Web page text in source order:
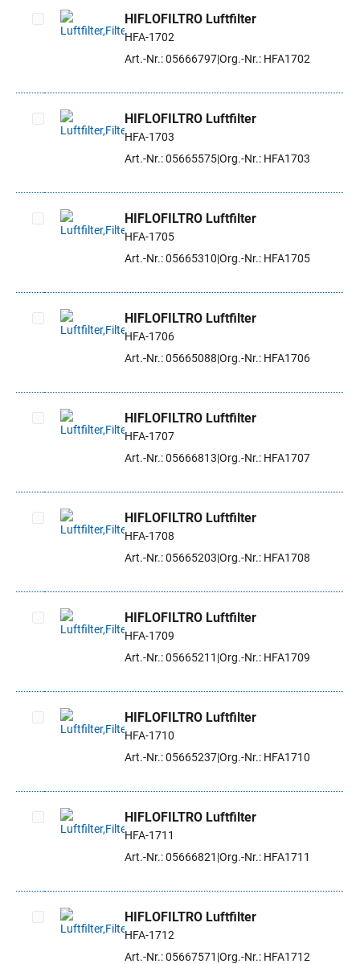
Artikel auswählen
HIFLOFILTRO Luftfilter
HFA-1702
Art.-Nr.: 05666797Org.-Nr.: HFA1702
Artikel auswählen
HIFLOFILTRO Luftfilter
HFA-1703
Art.-Nr.: 05665575Org.-Nr.: HFA1703
Artikel auswählen
HIFLOFILTRO Luftfilter
HFA-1705
Art.-Nr.: 05665310 Org.-Nr.: HFA1705
Artikel auswählen
HIFLOFILTRO Luftfilter
HFA-1706
Art.-Nr.: 05665088 Org.-Nr.: HFA1706
Artikel auswählen
HIFLOFILTRO Luftfilter
HFA-1707
Art.-Nr.: 05666813 Org.-Nr.: HFA1707
Artikel auswählen
HIFLOFILTRO Luftfilter
HFA-1708
Art.-Nr.: 05665203 Org.-Nr.: HFA1708
Artikel auswählen
HIFLOFILTRO Luftfilter
HFA-1709
Art.-Nr.: 05665211 Org.-Nr.: HFA1709
Artikel auswählen
HIFLOFILTRO Luftfilter
HFA-1710
Art.-Nr.: 05665237Org.-Nr.: HFA1710
Artikel auswählen
HIFLOFILTRO Luftfilter
HFA-1711
Art.-Nr.: 05666821 Org.-Nr.: HFA1711
Artikel auswählen
HIFLOFILTRO Luftfilter
HFA-1712
Art.-Nr.: 05667571 Org.-Nr.: HFA1712